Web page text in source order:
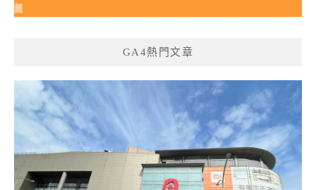
薦
GA4熱門文章